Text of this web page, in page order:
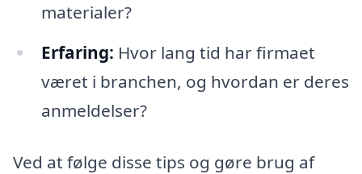
materialer?
Erfaring: Hvor lang tid har firmaet
været i branchen, og hvordan er deres
anmeldelser?
Ved at følge disse tips og gøre brug af